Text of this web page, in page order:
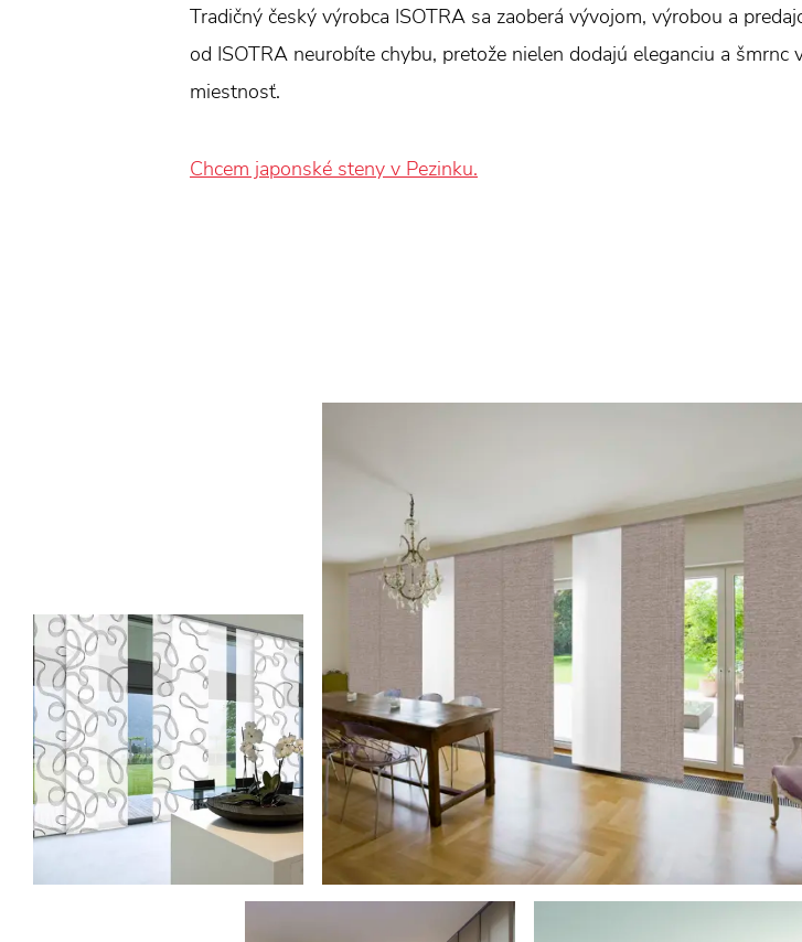
Tradičný český výrobca ISOTRA sa zaoberá vývojom, výrobou a
od ISOTRA neurobíte chybu, pretože nielen dodajú eleganciu a
miestnosť.
Chcem japonské steny v Pezinku.